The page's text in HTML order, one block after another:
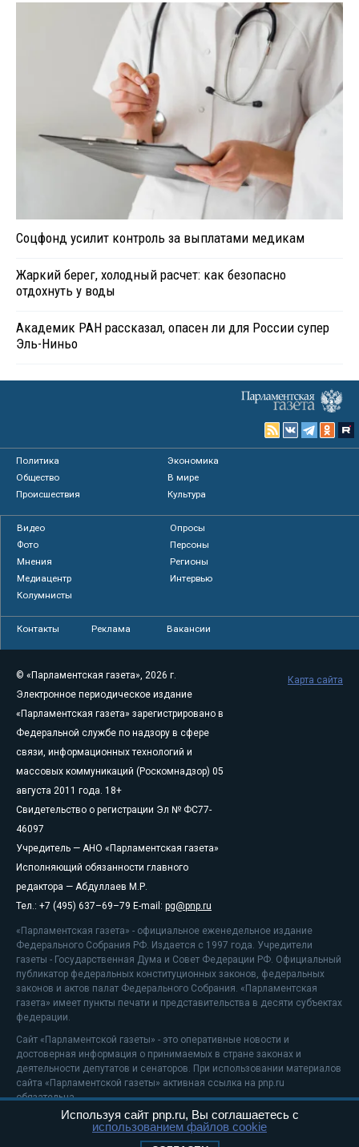
Соцфонд усилит контроль за выплатами медикам
Жаркий берег, холодный расчет: как безопасно
отдохнуть у воды
Академик РАН рассказал, опасен ли для России супер
Эль-Ниньо
Политика
Экономика
Общество
В мире
Происшествия
Культура
Видео
Опросы
Фото
Персоны
Мнения
Регионы
Медиацентр
Интервью
Колумнисты
Контакты Реклама Вакансии
© «Парламентская газета», 2026 г.
Электронное периодическое издание
«Парламентская газета» зарегистрировано в
Федеральной службе по надзору в сфере
связи, информационных технологий и
массовых коммуникаций (Роскомнадзор) 05
августа 2011 года. 18+
Свидетельство о регистрации Эл № ФС77-
46097
Учредитель — АНО «Парламентская газета»
Исполняющий обязанности главного
редактора — Абдуллаев М.Р.
Тел.: +7 (495) 637–69–79 E-mail: pg@pnp.ru
«Парламентская газета» - официальное еженедельное издание
Федерального Собрания РФ. Издается с 1997 года. Учредители
газеты - Государственная Дума и Совет Федерации РФ. Официальный
публикатор федеральных конституционных законов, федеральных
законов и актов палат Федерального Собрания. «Парламентская
газета» имеет пункты печати и представительства в десяти субъектах
федерации.
Сайт «Парламентской газеты» - это оперативные новости и
достоверная информация о принимаемых в стране законах и
деятельности депутатов и сенаторов. При использовании материалов
сайта «Парламентской газеты» активная ссылка на pnp.ru
обязательна.
На информационном ресурсе применяютсярекомендательные
Карта сайта
Используя сайт pnp.ru, Вы соглашаетесь с
использованием файлов cookie